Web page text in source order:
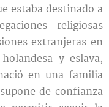
estaba destinado a
religiosas
extranjeras en
y eslava,
en una familia
de confianza